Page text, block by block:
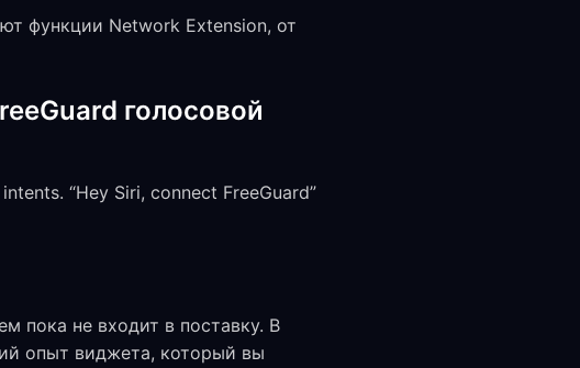
функции Network Extension, от
голосовой
“Hey Siri, connect FreeGuard”
пока не входит в поставку. В
опыт виджета, который вы